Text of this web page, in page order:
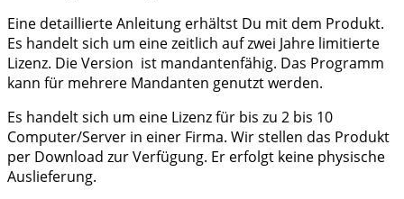
Eine detaillierte Anleitung erhältst Du mit dem Produkt.
Es handelt sich um eine zeitlich auf zwei Jahre limitierte
Lizenz. Die Version ist mandantenfähig. Das Programm
kann für mehrere Mandanten genutzt werden.
Es handelt sich um eine Lizenz für bis zu 2 bis 10
Computer/Server in einer Firma. Wir stellen das Produkt
per Download zur Verfügung. Er erfolgt keine physische
Auslieferung.